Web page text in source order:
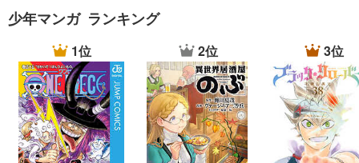
少年マンガ ランキング
1位 2位 3位